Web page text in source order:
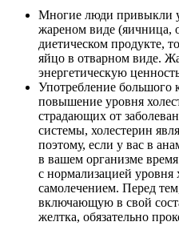
Многие люди привыкли
жареном виде (яичница,
диетическом продукте,
яйцо в отварном виде.
энергетическую
Употребление большого
повышение уровня
страдающих от
системы, холестерин
поэтому, если у вас в
в вашем организме
с нормализацией уровня
самолечением. Перед
включающую в свой
желтка, обязательно